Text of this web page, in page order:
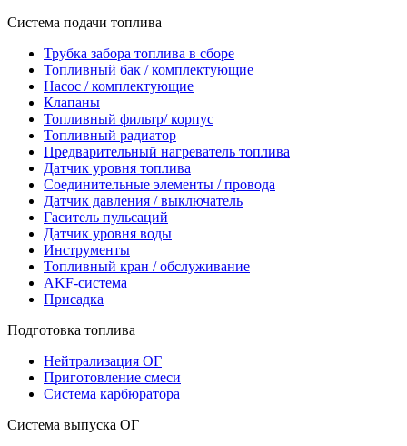
Система подачи топлива
Трубка забора топлива в сборе
Топливный бак / комплектующие
Насос / комплектующие
Клапаны
Топливный фильтр/ корпус
Топливный радиатор
Предварительный нагреватель топлива
Датчик уровня топлива
Соединительные элементы / провода
Датчик давления / выключатель
Гаситель пульсаций
Датчик уровня воды
Инструменты
Топливный кран / обслуживание
AKF-система
Присадка
Подготовка топлива
Нейтрализация ОГ
Приготовление смеси
Система карбюратора
Система выпуска ОГ